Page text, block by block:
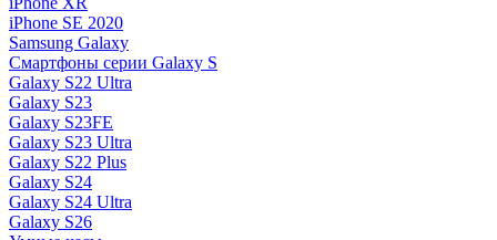
iPhone SE 2020
Samsung Galaxy
Смартфоны серии Galaxy S
Galaxy S22 Ultra
Galaxy S23
Galaxy S23FE
Galaxy S23 Ultra
Galaxy S22 Plus
Galaxy S24
Galaxy S24 Ultra
Galaxy S26